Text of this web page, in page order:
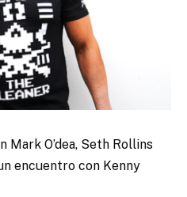
Mark O’dea, Seth Rollins
encuentro con Kenny